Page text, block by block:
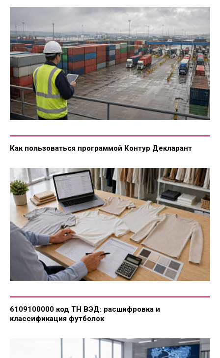
Как пользоваться программой Контур Декларант
6109100000 код ТН ВЭД: расшифровка и
классификация футболок